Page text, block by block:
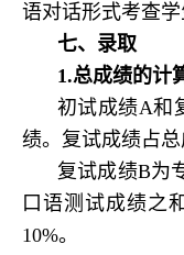
语对话形式考查学
七、录取
1.总成绩的计
初试成绩A和
绩。复试成绩占总
复试成绩B为
口语测试成绩之
10%。